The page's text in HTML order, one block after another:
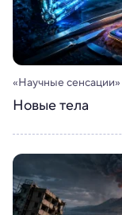
«Научные сенсации»
Новые тела